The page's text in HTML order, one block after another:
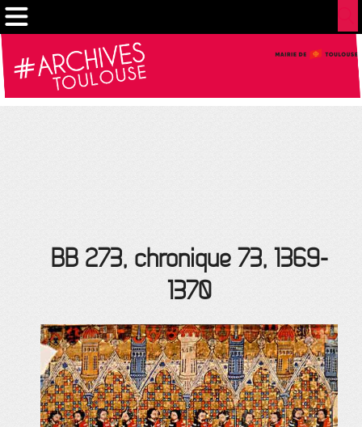
BB 273, chronique 73, 1369-
1370
Cookies management panel